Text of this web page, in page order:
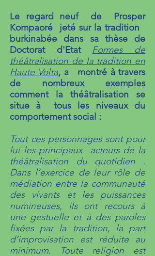
Le regard neuf de Prosper
Kompaoré jeté sur la tradition
burkinabée dans sa thèse de
Doctorat d'Etat Formes de
théâtralisation de la tradition en
Haute Volta, a montré à travers
de nombreux exemples
comment la théâtralisation se
situe à tous les niveaux du
comportement social :
Tout ces personnages sont pour
lui les principaux acteurs de la
théâtralisation du quotidien .
Dans l’exercice de leur rôle de
médiation entre la communauté
des vivants et les puissances
numineuses, ils ont recours à
une gestuelle et à des paroles
fixées par la tradition, la part
d’improvisation est réduite au
minimum. Toute religion est